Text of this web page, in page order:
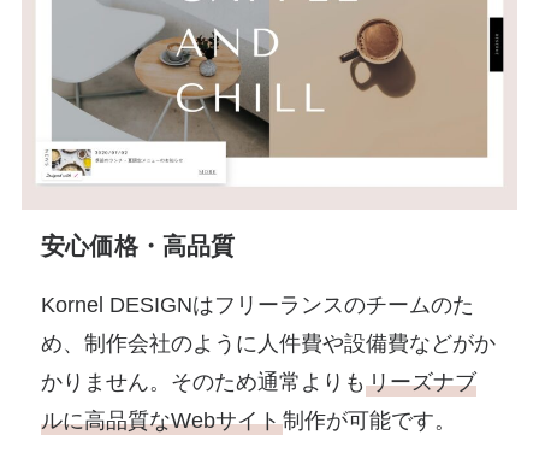
安心価格・高品質
Kornel DESIGNはフリーランスのチームのた
め、制作会社のように人件費や設備費などがか
かりません。そのため通常よりもリーズナブ
ルに高品質なWebサイト制作が可能です。